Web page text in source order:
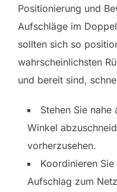
Positionierung und
Aufschläge im
sollten sich so
wahrscheinlichsten
und bereit sind,
Stehen Sie
Winkel
vorherzusehen.
Koordinieren
Aufschlag zum